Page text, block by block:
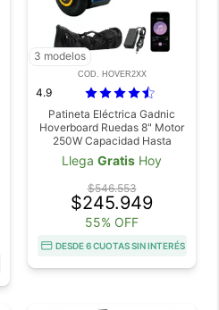
3 modelos
COD. HOVER2XX
4.9
Patineta Eléctrica Gadnic
Hoverboard Ruedas 8" Motor
250W Capacidad Hasta
100kg
Llega Gratis Hoy
$546.553
$245.949
55% OFF
DESDE 6 CUOTAS SIN INTERÉS